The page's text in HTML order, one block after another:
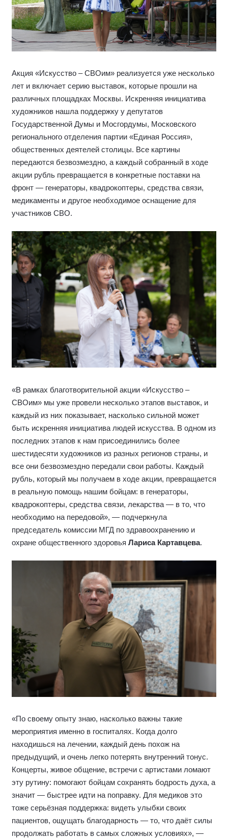
Акция «Искусство – СВОим» реализуется уже несколько
лет и включает серию выставок, которые прошли на
различных площадках Москвы. Искренняя инициатива
художников нашла поддержку у депутатов
Государственной Думы и Мосгордумы, Московского
регионального отделения партии «Единая Россия»,
общественных деятелей столицы. Все картины
передаются безвозмездно, а каждый собранный в ходе
акции рубль превращается в конкретные поставки на
фронт — генераторы, квадрокоптеры, средства связи,
медикаменты и другое необходимое оснащение для
участников СВО.
«В рамках благотворительной акции «Искусство –
СВОим» мы уже провели несколько этапов выставок, и
каждый из них показывает, насколько сильной может
быть искренняя инициатива людей искусства. В одном из
последних этапов к нам присоединились более
шестидесяти художников из разных регионов страны, и
все они безвозмездно передали свои работы. Каждый
рубль, который мы получаем в ходе акции, превращается
в реальную помощь нашим бойцам: в генераторы,
квадрокоптеры, средства связи, лекарства — в то, что
необходимо на передовой», — подчеркнула
председатель комиссии МГД по здравоохранению и
охране общественного здоровья Лариса Картавцева.
«По своему опыту знаю, насколько важны такие
мероприятия именно в госпиталях. Когда долго
находишься на лечении, каждый день похож на
предыдущий, и очень легко потерять внутренний тонус.
Концерты, живое общение, встречи с артистами ломают
эту рутину: помогают бойцам сохранять бодрость духа, а
значит — быстрее идти на поправку. Для медиков это
тоже серьёзная поддержка: видеть улыбки своих
пациентов, ощущать благодарность — то, что даёт силы
продолжать работать в самых сложных условиях», —